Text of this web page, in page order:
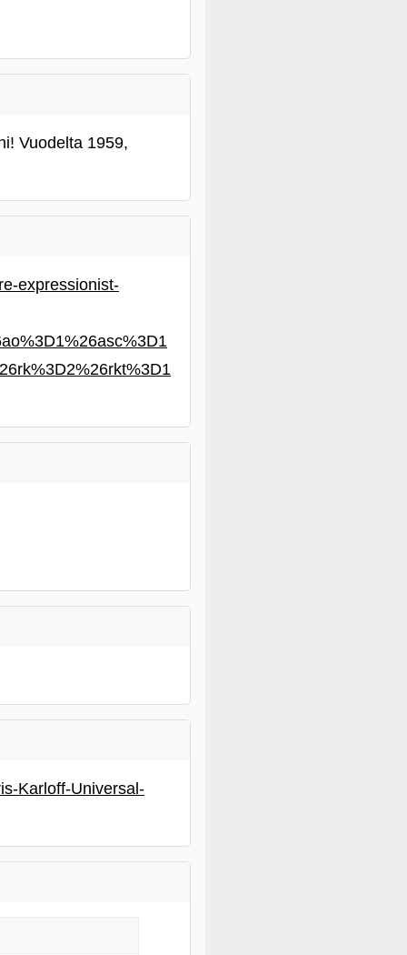
Vuodelta 1959,
expressionist-
Karloff-Universal-